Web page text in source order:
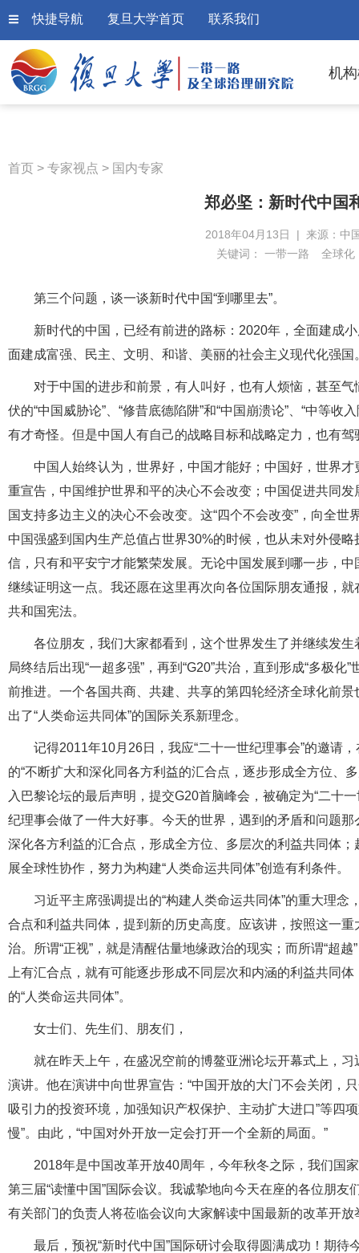
快捷导航 复旦大学首页 联系我们
机
首页 > 专家视点 > 国内专家
郑必坚：新时代中国
2018年04月13日 | 来源：中
关键词： 一带一路 全球化
第三个问题，谈一谈新时代中国“到哪里去”。
新时代的中国，已经有前进的路标：2020年，全面建成
面建成富强、民主、文明、和谐、美丽的社会主义现代化强国
对于中国的进步和前景，有人叫好，也有人烦恼，甚至
伏的“中国威胁论”、“修昔底德陷阱”和“中国崩溃论”、“中等
有才奇怪。但是中国人有自己的战略目标和战略定力，也有
中国人始终认为，世界好，中国才能好；中国好，世界
重宣告，中国维护世界和平的决心不会改变；中国促进共同
国支持多边主义的决心不会改变。这“四个不会改变”，向全
中国强盛到国内生产总值占世界30%的时候，也从未对外侵
信，只有和平安宁才能繁荣发展。无论中国发展到哪一步，
继续证明这一点。我还愿在这里再次向各位国际朋友通报，
共和国宪法。
各位朋友，我们大家都看到，这个世界发生了并继续发
局终结后出现“一超多强”，再到“G20”共治，直到形成“多极
前推进。一个各国共商、共建、共享的第四轮经济全球化前
出了“人类命运共同体”的国际关系新理念。
记得2011年10月26日，我应“二十一世纪理事会”的邀请
的“不断扩大和深化同各方利益的汇合点，逐步形成全方位、
入巴黎论坛的最后声明，提交G20首脑峰会，被确定为“二十
纪理事会做了一件大好事。今天的世界，遇到的矛盾和问题
深化各方利益的汇合点，形成全方位、多层次的利益共同体
展全球性协作，努力为构建“人类命运共同体”创造有利条件。
习近平主席强调提出的“构建人类命运共同体”的重大理
合点和利益共同体，提到新的历史高度。应该讲，按照这一
治。所谓“正视”，就是清醒估量地缘政治的现实；而所谓“超
上有汇合点，就有可能逐步形成不同层次和内涵的利益共同
的“人类命运共同体”。
女士们、先生们、朋友们，
就在昨天上午，在盛况空前的博鳌亚洲论坛开幕式上，
演讲。他在演讲中向世界宣告：“中国开放的大门不会关闭，
吸引力的投资环境，加强知识产权保护、主动扩大进口”等四
慢”。由此，“中国对外开放一定会打开一个全新的局面。”
2018年是中国改革开放40周年，今年秋冬之际，我们国
第三届“读懂中国”国际会议。我诚挚地向今天在座的各位朋
有关部门的负责人将莅临会议向大家解读中国最新的改革开放
最后，预祝“新时代中国”国际研讨会取得圆满成功！期待